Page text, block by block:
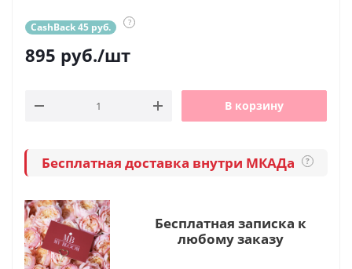
CashBack 45 руб. ?
895 руб./шт
В корзину
Бесплатная доставка внутри МКАДа ?
Бесплатная записка к
любому заказу